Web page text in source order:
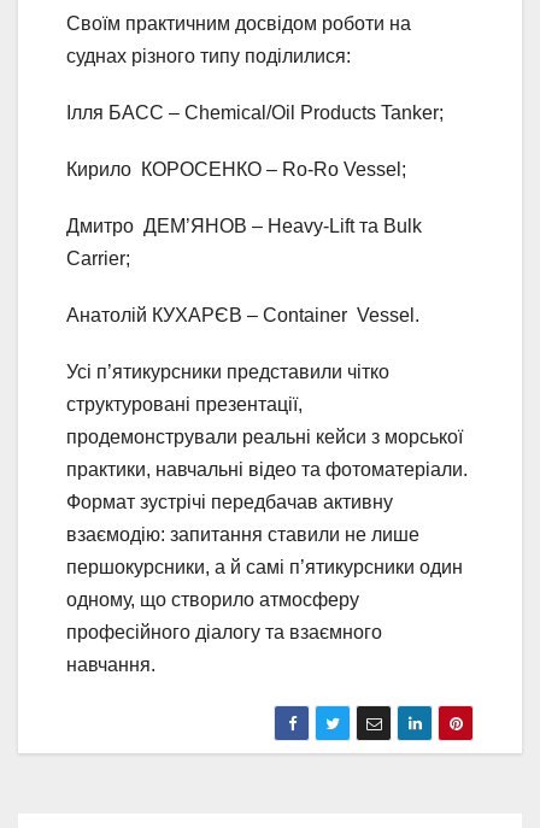
Своїм практичним досвідом роботи на
суднах різного типу поділилися:
Ілля БАСС – Chemical/Oil Products Tanker;
Кирило КОРОСЕНКО – Ro-Ro Vessel;
Дмитро ДЕМ’ЯНОВ – Heavy-Lift та Bulk
Carrier;
Анатолій КУХАРЄВ – Container Vessel.
Усі п’ятикурсники представили чітко
структуровані презентації,
продемонстрували реальні кейси з морської
практики, навчальні відео та фотоматеріали.
Формат зустрічі передбачав активну
взаємодію: запитання ставили не лише
першокурсники, а й самі п’ятикурсники один
одному, що створило атмосферу
професійного діалогу та взаємного
навчання.